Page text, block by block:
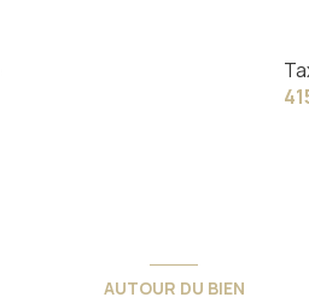
AUTOUR DU BIEN